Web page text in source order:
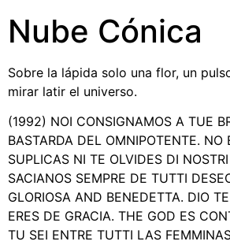
Nube Cónica
Sobre la lápida solo una flor, un
mirar latir el universo.
(1992) NOI CONSIGNAMOS A TUE
BASTARDA DEL OMNIPOTENTE. NO
SUPLICAS NI TE OLVIDES DI
SACIANOS SEMPRE DE TUTTI
GLORIOSA AND BENEDETTA. DIO
ERES DE GRACIA. THE GOD ES
TU SEI ENTRE TUTTI LAS